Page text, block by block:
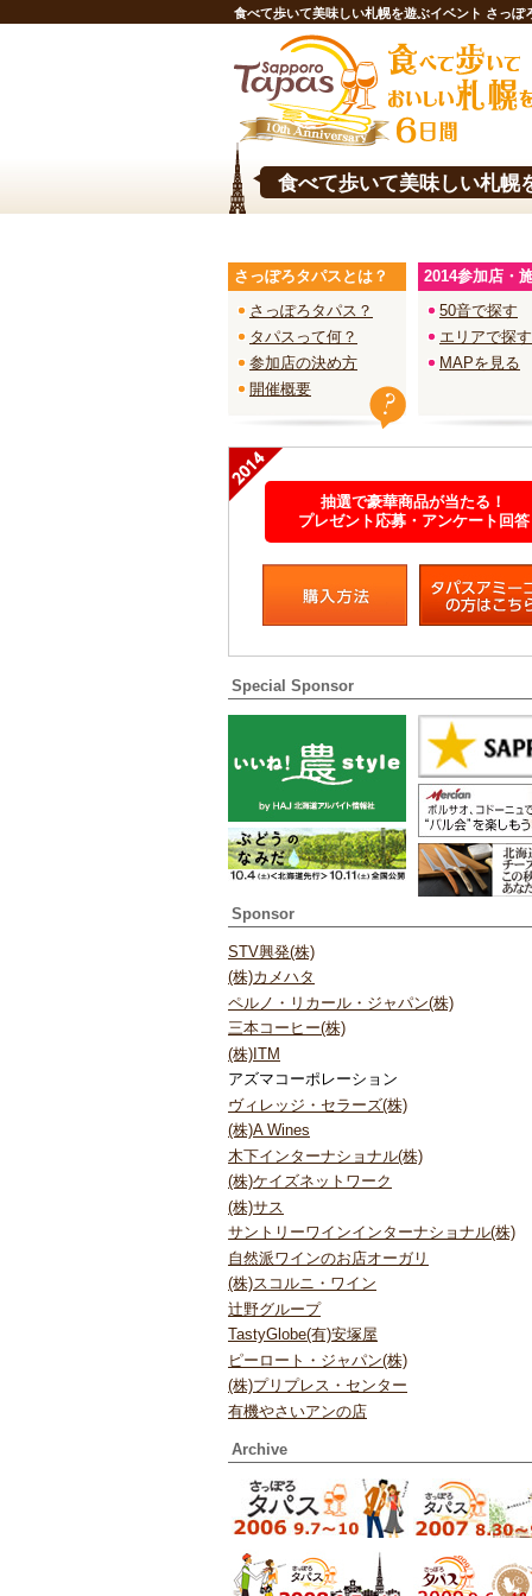
食べて歩いて美味しい札幌を遊ぶイベント さっぽ
食べて歩いて美味しい札幌
さっぽろタパスとは？
さっぽろタパス？
タパスって何？
参加店の決め方
開催概要
2014参加店・
50音で探す
エリアで探す
MAPを見る
抽選で豪華商品が当たる！
プレゼント応募・アンケート回答
Special Sponsor
Sponsor
STV興発(株)
(株)カメハタ
ペルノ・リカール・ジャパン(株)
三本コーヒー(株)
(株)ITM
アズマコーポレーション
ヴィレッジ・セラーズ(株)
(株)A Wines
木下インターナショナル(株)
(株)ケイズネットワーク
(株)サス
サントリーワインインターナショナル(株)
自然派ワインのお店オーガリ
(株)スコルニ・ワイン
辻野グループ
TastyGlobe(有)安塚屋
ピーロート・ジャパン(株)
(株)プリプレス・センター
有機やさいアンの店
Archive